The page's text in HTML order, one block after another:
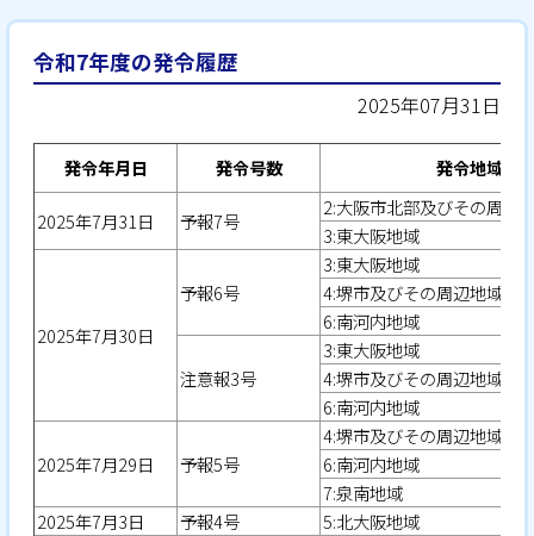
令和7年度の発令履歴
2025年07月31日
発令年月日 発令号数 発令地域
2025年7月31日 予報7号
2:大阪市北部及びその周辺
3:東大阪地域
2025年7月30日
予報6号
3:東大阪地域
4:堺市及びその周辺地域
6:南河内地域
注意報3号
3:東大阪地域
4:堺市及びその周辺地域
6:南河内地域
2025年7月29日 予報5号
4:堺市及びその周辺地域
6:南河内地域
7:泉南地域
2025年7月3日
予報4号
5:北大阪地域